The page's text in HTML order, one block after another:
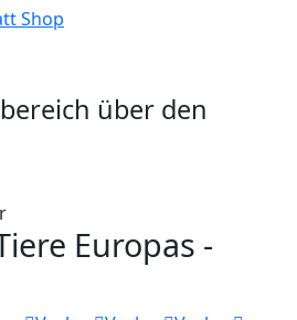
über den
Europas -